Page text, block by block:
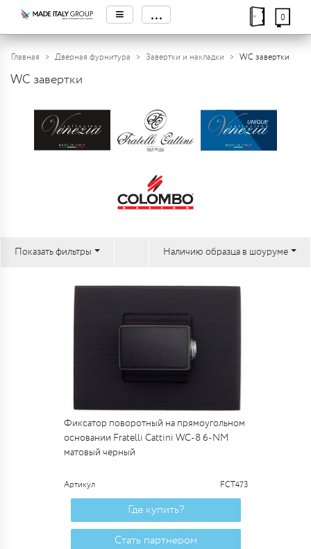
≡ ... 0
Главная Дверная фурнитура Завертки и накладки WC завертки
WC завертки
Показать фильтры Наличию образца в шоуруме
Фиксатор поворотный на прямоугольном
основании Fratelli Cattini WC-8 6-NM
матовый черный
Артикул FCT473
Где купить?
Стать партнером